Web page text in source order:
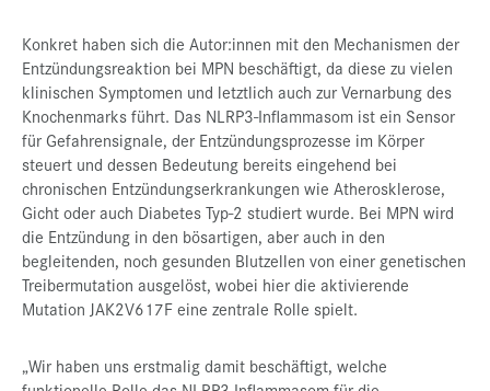
Konkret haben sich die Autor:innen mit den Mechanismen der
Entzündungsreaktion bei MPN beschäftigt, da diese zu vielen
klinischen Symptomen und letztlich auch zur Vernarbung des
Knochenmarks führt. Das NLRP3-Inflammasom ist ein Sensor
für Gefahrensignale, der Entzündungsprozesse im Körper
steuert und dessen Bedeutung bereits eingehend bei
chronischen Entzündungserkrankungen wie Atherosklerose,
Gicht oder auch Diabetes Typ-2 studiert wurde. Bei MPN wird
die Entzündung in den bösartigen, aber auch in den
begleitenden, noch gesunden Blutzellen von einer genetischen
Treibermutation ausgelöst, wobei hier die aktivierende
Mutation JAK2V617F eine zentrale Rolle spielt.
„Wir haben uns erstmalig damit beschäftigt, welche